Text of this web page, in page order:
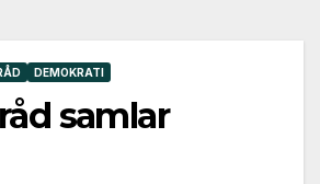
DEMOKRATI
samlar